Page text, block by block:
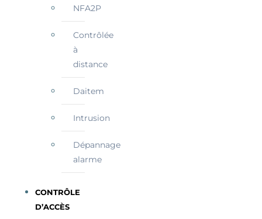
NFA2P
Contrôlée
à
distance
Daitem
Intrusion
Dépannage
alarme
CONTRÔLE
D’ACCÈS